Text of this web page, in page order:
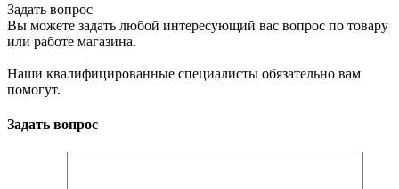
Задать вопрос
Вы можете задать любой интересующий вас вопрос по товару
или работе магазина.
Наши квалифицированные специалисты обязательно вам
помогут.
Задать вопрос